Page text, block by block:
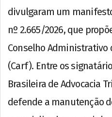
divulgaram um
nº 2.665/2026, que
Conselho Administrativo
(Carf). Entre os
Brasileira de Advocacia
defende a manutenção